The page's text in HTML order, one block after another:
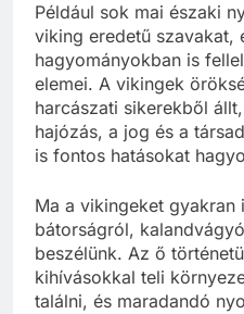
Például sok mai északi
viking eredetű szavakat,
hagyományokban is
elemei. A vikingek
harcászati sikerekből
hajózás, a jog és a
is fontos hatásokat
Ma a vikingeket gyakran
bátorságról,
beszélünk. Az ő
kihívásokkal teli
találni, és maradandó